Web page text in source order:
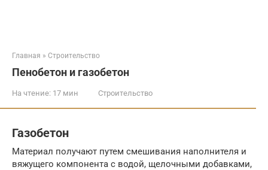
Главная » Строительство
Пенобетон и газобетон
На чтение: 17 мин Строительство
Газобетон
Материал получают путем смешивания наполнителя и
вяжущего компонента с водой, щелочными добавками,